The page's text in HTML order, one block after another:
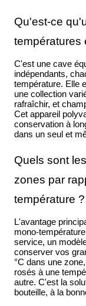
Qu'est-ce
températures
C'est une cave
indépendants,
température. Elle
une collection
rafraîchir, et
Cet appareil
conservation à
dans un seul et
Quels sont
zones par
température ?
L'avantage
mono-
service, un
conserver vos
°C dans une
rosés à une
autre. C'est la
bouteille, à la